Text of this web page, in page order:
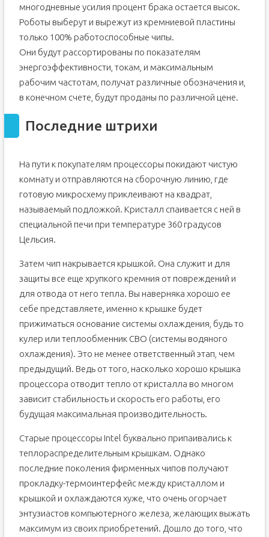
многодневные усилия процент брака остается высок.
Роботы выберут и вырежут из кремниевой пластины
только 100% работоспособные чипы.
Они будут рассортированы по показателям
энергоэффективности, токам, и максимальным
рабочим частотам, получат различные обозначения и,
в конечном счете, будут проданы по различной цене.
Последние штрихи
На пути к покупателям процессоры покидают чистую
комнату и отправляются на сборочную линию, где
готовую микросхему приклеивают на квадрат,
называемый подложкой. Кристалл спаивается с ней в
специальной печи при температуре 360 градусов
Цельсия.
Затем чип накрывается крышкой. Она служит и для
защиты все еще хрупкого кремния от повреждений и
для отвода от него тепла. Вы наверняка хорошо ее
себе представляете, именно к крышке будет
прижиматься основание системы охлаждения, будь то
кулер или теплообменник СВО (системы водяного
охлаждения). Это не менее ответственный этап, чем
предыдущий. Ведь от того, насколько хорошо крышка
процессора отводит тепло от кристалла во многом
зависит стабильность и скорость его работы, его
будущая максимальная производительность.
Старые процессоры Intel буквально припаивались к
теплораспределительным крышкам. Однако
последние поколения фирменных чипов получают
прокладку-термоинтерфейс между кристаллом и
крышкой и охлаждаются хуже, что очень огорчает
энтузиастов компьютерного железа, желающих выжать
максимум из своих приобретений. Дошло до того, что